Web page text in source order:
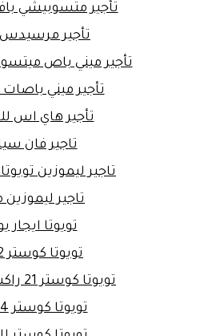
تأجير متسوبيشي
تأجير مرسيدس
تأجير ميني باص
تأجير ميني باصات
تأجير هاي اس
تاجير فان
تاجير ليموزين
تاجير ليموزين
تويوتا ايجار
تويوتا كوستر 2022
تويوتا كوستر 21 راكب للرحلات
تويوتا كوستر 24 فرد